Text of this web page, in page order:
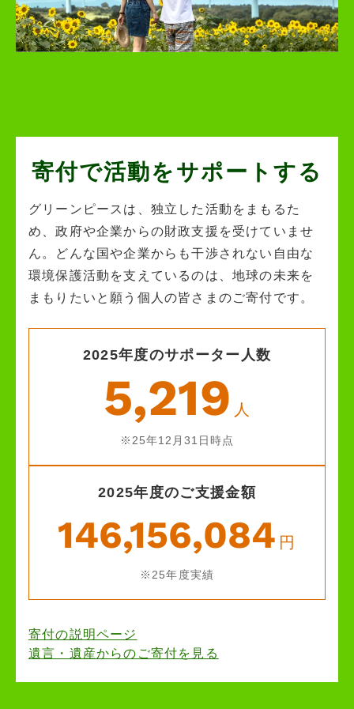
寄付で活動をサポートする
グリーンピースは、独立した活動をまもるた
め、政府や企業からの財政支援を受けていませ
ん。どんな国や企業からも干渉されない自由な
環境保護活動を支えているのは、地球の未来を
まもりたいと願う個人の皆さまのご寄付です。
2025年度のサポーター人数
5,219 人
※25年12月31日時点
2025年度のご支援金額
146,156,084 円
※25年度実績
寄付の説明ページ
遺言・遺産からのご寄付を見る